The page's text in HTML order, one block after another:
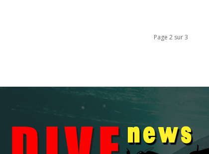
Page 2 sur 3